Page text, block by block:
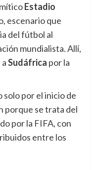
Estadio
escenario que
del fútbol al
mundialista. Allí,
Sudáfrica por la
solo por el inicio de
porque se trata del
por la FIFA, con
entre los